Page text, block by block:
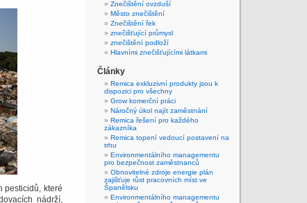
pesticidů, které
nádrží,
Znečištění ovzduší
Město znečištění
Znečištění řek
znečišťující průmysl
znečištění podloží
Hlavními znečišťujícími látkami
Články
Remica exkluzivní produkty jsou k
dispozici pro všechny
Grow komerční práci
Náročný úkol najít zaměstnání
Remica řešení pro každého
zákazníka
Remica topení vedoucí postavení na
trhu
Environmentálního managementu
pro bezpečnost zaměstnanců
Obnovitelné zdroje energie plán
zajišťuje růst pracovních míst ve
Španělsku
Environmentálního managementu